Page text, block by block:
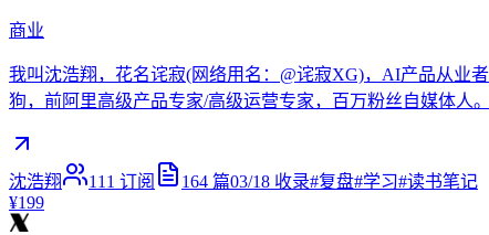
商业
我叫沈浩翔，花名诧寂(网络用名：@诧寂XG)，AI产品从业
狗，前阿里高级产品专家/高级运营专家，百万粉丝自媒体人。
沈浩翔 111 订阅 164 篇03/18 收录#复盘#学习#读书笔记
¥199